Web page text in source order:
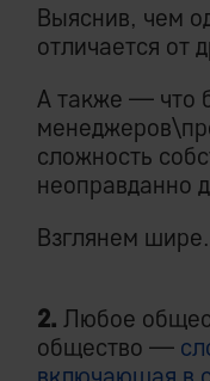
Выяснив, чем
отличается от
А также — что
сложность
неоправданно
Взглянем шире.
2. Любое
общество —